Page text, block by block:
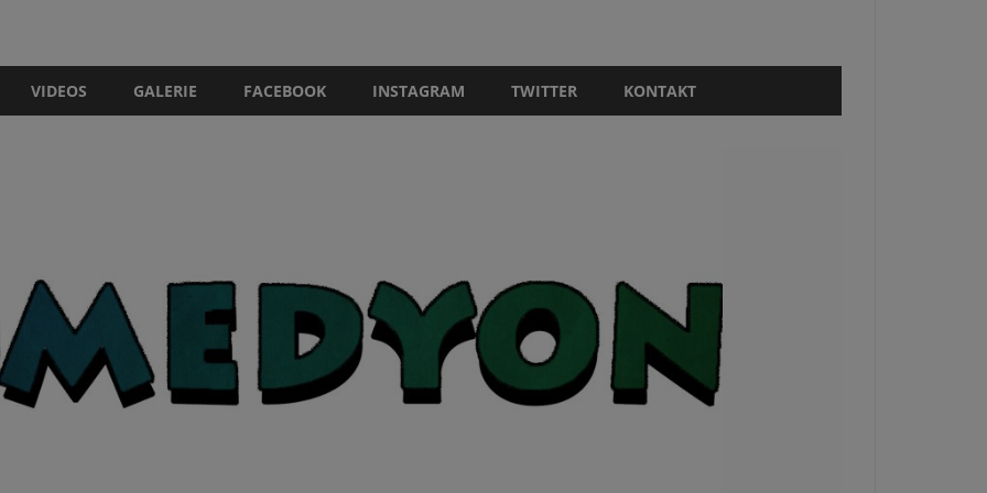
VIDEOS GALERIE FACEBOOK INSTAGRAM TWITTER KONTAKT